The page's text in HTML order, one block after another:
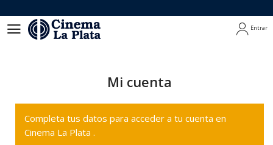
Entrar
Mi cuenta
Completa tus datos para acceder a tu cuenta en
Cinema La Plata .